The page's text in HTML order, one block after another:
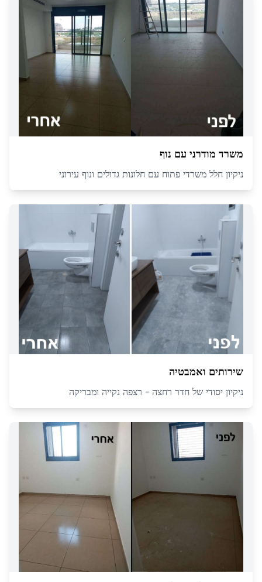
משרד מודרני עם נוף
ניקיון חלל משרדי פתוח עם חלונות גדולים ונוף עירוני
שירותים ואמבטיה
ניקיון יסודי של חדר רחצה - רצפה נקייה ומבריקה